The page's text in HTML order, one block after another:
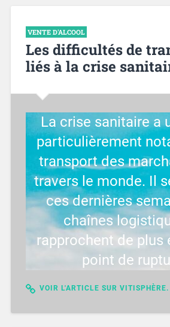
VENTE D'ALCOOL
Les difficultés de
liés à la crise
La crise sanitaire a
particulièrement
transport des
travers le monde. Il
ces dernières
chaînes
rapprochent de plus
point de
VOIR L'ARTICLE SUR VITISPHÈRE.